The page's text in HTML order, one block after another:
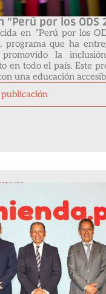
por los ODS
en “Perú por los
programa que ha
la
en todo el país. Este
una educación